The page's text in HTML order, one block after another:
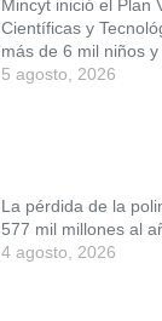
Mincyt inició el Plan
Científicas y
más de 6 mil niños
5 agosto, 2026
La pérdida de la
577 mil millones al
4 agosto, 2026